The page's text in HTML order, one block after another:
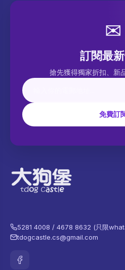
✉
訂閱最
搶先獲得獨家折扣、新
免費訂
5281 4008 / 4678 8632 (只限
tdogcastle.cs@gmail.com